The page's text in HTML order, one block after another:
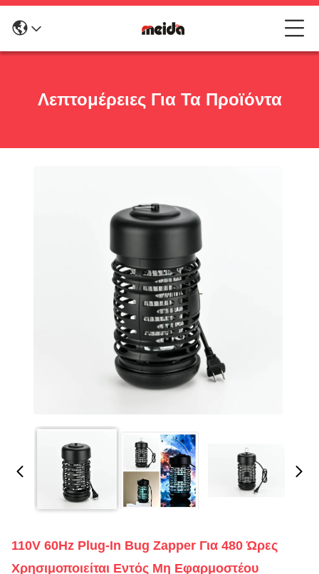
Λεπτομέρειες Για Τα Προϊόντα
110V 60Hz Plug-In Bug Zapper Για 480 Ώρες
Χρησιμοποιείται Εντός Μη Εφαρμοστέου